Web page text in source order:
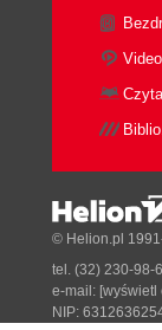
© Helion.pl
tel. (32) 230-98-
e-mail: [wyświetl
NIP: